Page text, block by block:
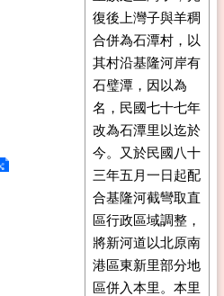
復後上灣子與羊稠
合併為石潭村，以
其村沿基隆河岸有
石璧潭，因以為
名，民國七十七年
改為石潭里以迄於
今。又於民國八十
三年五月一日起配
合基隆河截彎取直
區行政區域調整，
將新河道以北原南
港區東新里部分地
區併入本里。本里